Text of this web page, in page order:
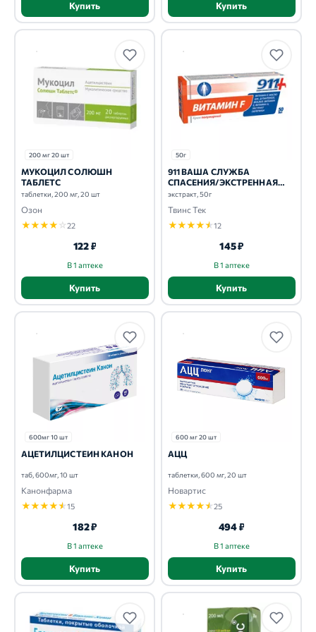
Купить Купить
200 мг 20 шт
МУКОЦИЛ СОЛЮШН
ТАБЛЕТС
таблетки, 200 мг, 20 шт
Озон
★★★★ ☆22
122 ₽
В 1 аптеке
Купить
50г
911 ВАША СЛУЖБА
СПАСЕНИЯ/ЭКСТРЕННАЯ
ПОМОЩЬ
экстракт, 50г
Твинс Тек
★★★★★12
145 ₽
В 1 аптеке
Купить
600мг 10 шт
АЦЕТИЛЦИСТЕИН КАНОН
таб, 600мг, 10 шт
Канонфарма
★★★★★15
182 ₽
В 1 аптеке
Купить
600 мг 20 шт
АЦЦ
таблетки, 600 мг, 20 шт
Новартис
★★★★★25
494 ₽
В 1 аптеке
Купить